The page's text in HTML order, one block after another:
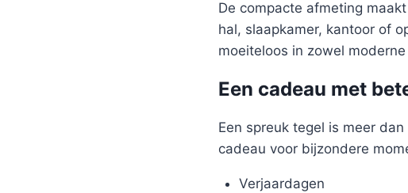
De compacte afmeting
hal, slaapkamer, kantoor of
moeiteloos in zowel
Een cadeau met
Een spreuk tegel is meer
cadeau voor bijzondere
Verjaardagen